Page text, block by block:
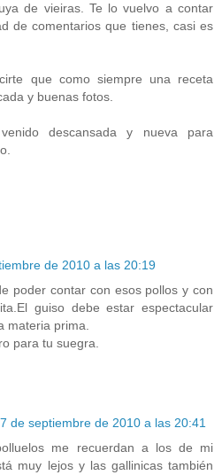
de vieiras. Te lo vuelvo a contar
de comentarios que tienes, casi es
que como siempre una receta
y buenas fotos.
descansada y nueva para
de 2010 a las 20:19
poder contar con esos pollos y con
guiso debe estar espectacular
materia prima.
para tu suegra.
de septiembre de 2010 a las 20:41
me recuerdan a los de mi
muy lejos y las gallinicas también